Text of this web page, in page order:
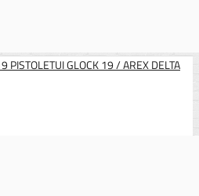
PISTOLETUI GLOCK 19 / AREX DELTA